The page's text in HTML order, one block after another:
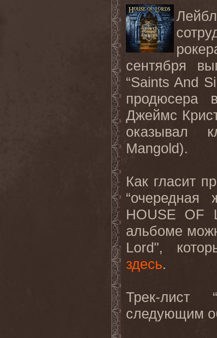
Лейбл
сентября
“Saints And
продюсера
Джеймс
оказывал
Mangold).
Как гласит
“очередная
HOUSE
OF
альбоме
Lord",
здесь.
Трек-лист
следующим